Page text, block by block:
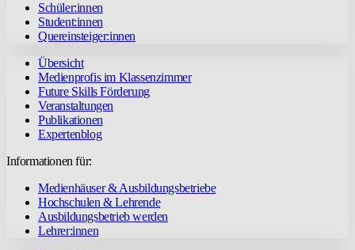
Schüler:innen
Student:innen
Quereinsteiger:innen
Übersicht
Medienprofis im Klassenzimmer
Future Skills Förderung
Veranstaltungen
Publikationen
Expertenblog
Informationen für:
Medienhäuser & Ausbildungsbetriebe
Hochschulen & Lehrende
Ausbildungsbetrieb werden
Lehrer:innen